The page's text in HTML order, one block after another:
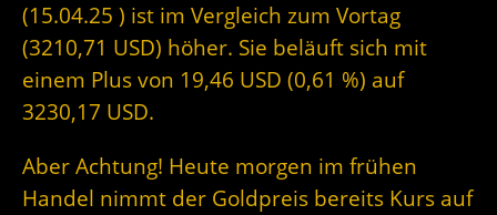
(15.04.25 ) ist im Vergleich zum Vortag
(3210,71 USD) höher. Sie beläuft sich mit
einem Plus von 19,46 USD (0,61 %) auf
3230,17 USD.
Aber Achtung! Heute morgen im frühen
Handel nimmt der Goldpreis bereits Kurs auf